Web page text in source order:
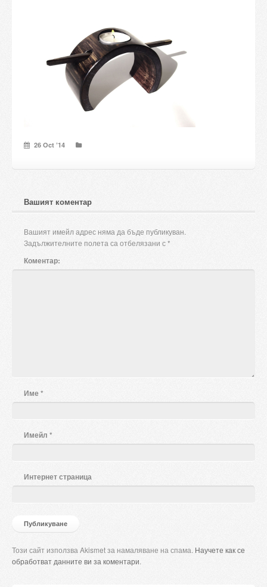
Payment & Shipping
Stores
26 Oct ’14
Вашият коментар
Вашият имейл адрес няма да бъде публикуван.
Задължителните полета са отбелязани с*
Коментар:
Име*
Имейл *
Интернет страница
Този сайт използва Akismet за намаляване на спама. Научете как се
обработват данните ви за коментари.